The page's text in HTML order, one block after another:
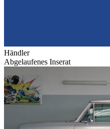
Händler
Abgelaufenes Inserat